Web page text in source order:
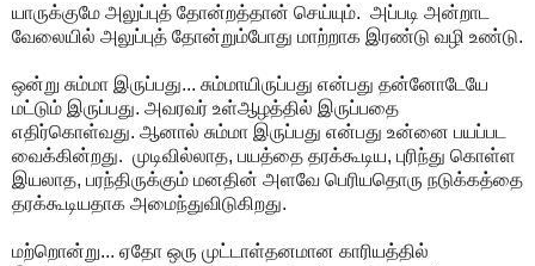
யாருக்குமே அலுப்புத் தோன்றத்தான் செய்யும். அப்படி அன்றாட
வேலையில் அலுப்புத் தோன்றும்போது மாற்றாக இரண்டு வழி உண்டு.
ஒன்று சும்மா இருப்பது... சும்மாயிருப்பது என்பது தன்னோடேயே
மட்டும் இருப்பது. அவரவர் உள்ஆழத்தில் இருப்பதை
எதிர்கொள்வது. ஆனால் சும்மா இருப்பது என்பது உன்னை பயப்பட
வைக்கின்றது. முடிவில்லாத, பயத்தை தரக்கூடிய, புரிந்து கொள்ள
இயலாத, பரந்திருக்கும் மனதின் அளவே பெரியதொரு நடுக்கத்தை
தரக்கூடியதாக அமைந்துவிடுகிறது.
மற்றொன்று... ஏதோ ஒரு முட்டாள்தனமான காரியத்தில்